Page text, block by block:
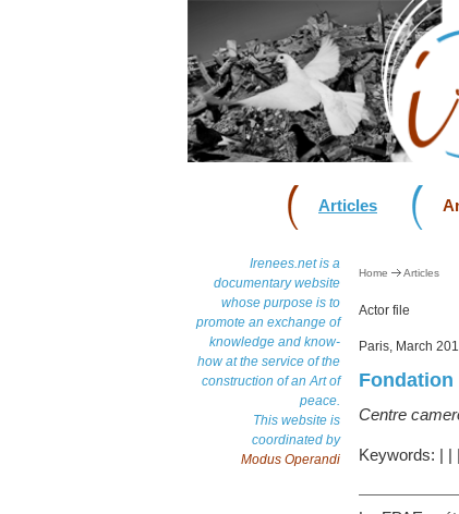
Articles
Irenees.net is a
documentary website
whose purpose is to
promote an exchange of
knowledge and know-
how at the service of the
construction of an Art of
peace.
This website is
coordinated by
Modus Operandi
Home Articles
Actor file
Paris, March
Fondation
Centre
Keywords: | | |